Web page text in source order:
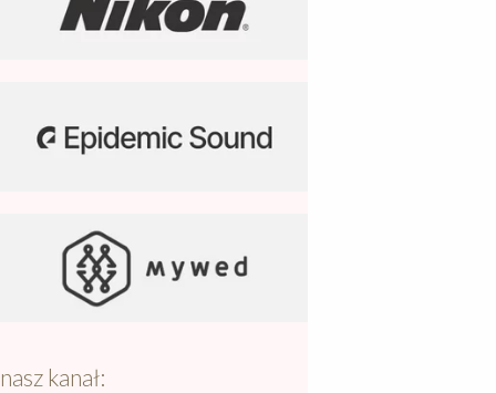
nasz kanał: